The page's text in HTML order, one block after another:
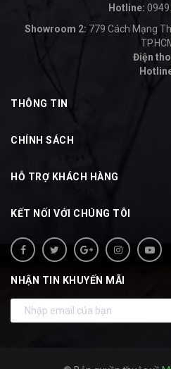
-
Hotline:
Showroom 2: 779 Cách Mạng
Điện
-
THÔNG TIN
CHÍNH SÁCH
HỖ TRỢ KHÁCH HÀNG
KẾT NỐI VỚI CHÚNG TÔI
NHẬN TIN KHUYẾN MÃI